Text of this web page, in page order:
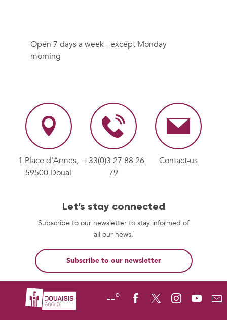
Open 7 days a week - except Monday
morning
1 Place d'Armes,
59500 Douai
+33(0)3 27 88 26
79
Contact-us
Let’s stay connected
Subscribe to our newsletter to stay informed of
all our news.
Subscribe to our newsletter
--°